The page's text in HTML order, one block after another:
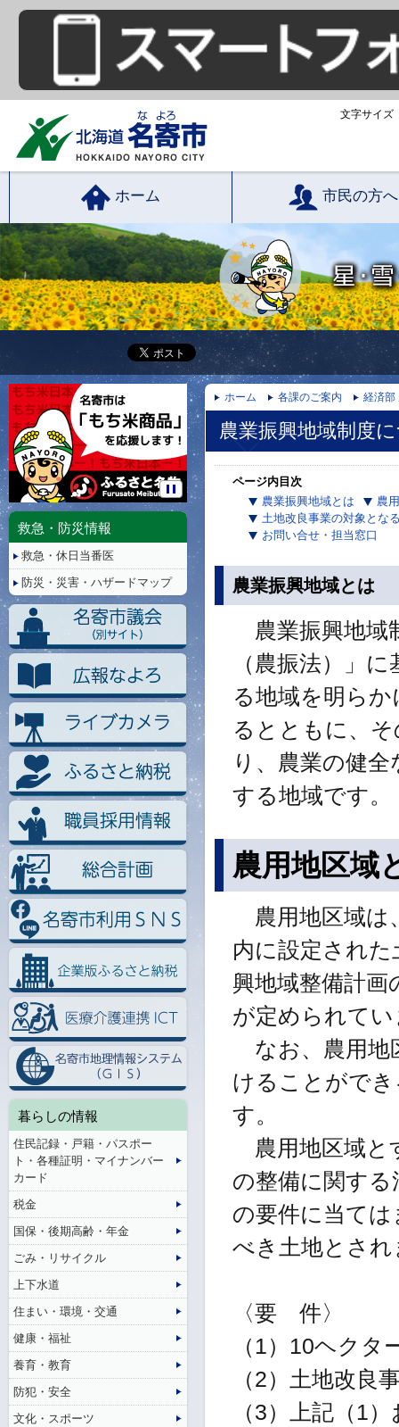
文字サイズ
ホーム 市民の方へ
ホーム 各課のご案内 経済部
農業振興地域制度
ページ内目次
農業振興地域とは
農
土地改良事業の対象とな
お問い合せ・担当窓口
農業振興地域とは
農業振興地域
（農振法）」
る地域を明ら
るとともに、
り、農業の健
する地域です。
農用地区域
農用地区域は
内に設定され
興地域整備計画
が定められて
なお、農用地
けることがで
す。
農用地区域と
の整備に関す
の要件に当て
べき土地とされ
〈要 件〉
（1）10ヘク
（2）土地改良
（3）上記（1
停
救急・防災情報
救急・休日当番医
防災・災害・ハザードマップ
暮らしの情報
住民記録・戸籍・パスポー
ト・各種証明・マイナンバー
カード
税金
国保・後期高齢・年金
ごみ・リサイクル
上下水道
住まい・環境・交通
健康・福祉
養育・教育
防犯・安全
文化・スポーツ